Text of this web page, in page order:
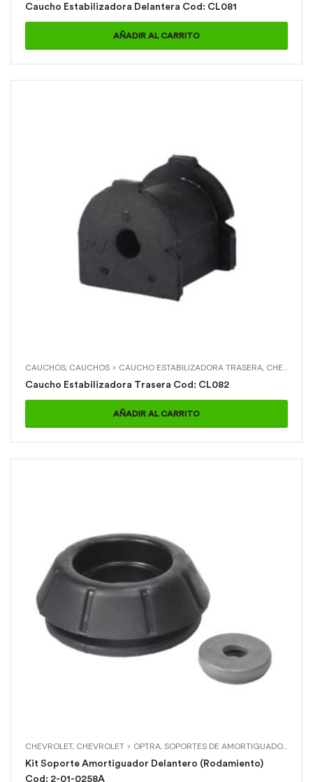
Caucho Estabilizadora Delantera Cod: CL081
AÑADIR AL CARRITO
CAUCHOS, CAUCHOS > CAUCHO ESTABILIZADORA TRASERA, CHEVROLET
Caucho Estabilizadora Trasera Cod: CL082
AÑADIR AL CARRITO
CHEVROLET, CHEVROLET > OPTRA,SOPORTES DE AMORTIGUADOR
Kit Soporte Amortiguador Delantero (Rodamiento)
Cod: 2-01-0258A